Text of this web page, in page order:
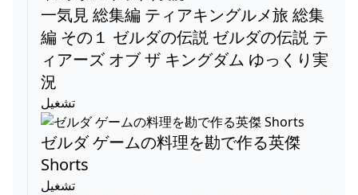
一気見 総集編 ティアキングルメ旅 総集
編 その１ ゼルダの伝説 ゼルダの伝説 テ
ィアーズ オブ ザ キングダム ゆっくり実
況
تشغيل
ゼルダ ゲームの料理を勘で作る英傑
Shorts
تشغيل